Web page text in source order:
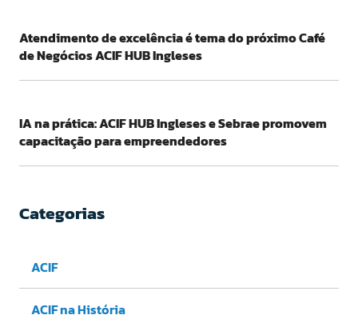
Atendimento de excelência é tema do próximo Café
de Negócios ACIF HUB Ingleses
IA na prática: ACIF HUB Ingleses e Sebrae promovem
capacitação para empreendedores
Categorias
ACIF
ACIF na História